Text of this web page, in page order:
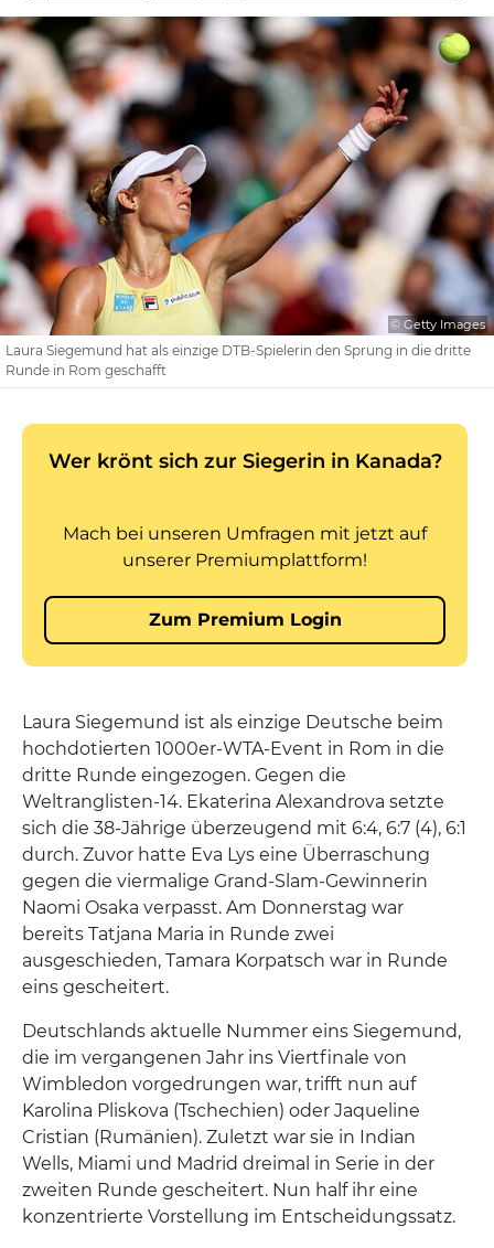
© Getty Images
Laura Siegemund hat als einzige DTB-Spielerin den Sprung in die dritte
Runde in Rom geschafft
Laura Siegemund ist als einzige Deutsche beim
hochdotierten 1000er-WTA-Event in Rom in die
dritte Runde eingezogen. Gegen die
Weltranglisten-14. Ekaterina Alexandrova setzte
sich die 38-Jährige überzeugend mit 6:4, 6:7 (4), 6:1
durch. Zuvor hatte Eva Lys eine Überraschung
gegen die viermalige Grand-Slam-Gewinnerin
Naomi Osaka verpasst. Am Donnerstag war
bereits Tatjana Maria in Runde zwei
ausgeschieden, Tamara Korpatsch war in Runde
eins gescheitert.
Deutschlands aktuelle Nummer eins Siegemund,
die im vergangenen Jahr ins Viertfinale von
Wimbledon vorgedrungen war, trifft nun auf
Karolina Pliskova (Tschechien) oder Jaqueline
Cristian (Rumänien). Zuletzt war sie in Indian
Wells, Miami und Madrid dreimal in Serie in der
zweiten Runde gescheitert. Nun half ihr eine
konzentrierte Vorstellung im Entscheidungssatz.